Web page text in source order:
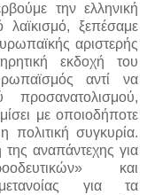
την ελληνική
λαϊκισμό, ξεπέσαμε
αριστερής
εκδοχή του
αντί να
προσανατολισμού,
με οποιοδήποτε
πολιτική συγκυρία.
της αναπάντεχης για
και
για τα